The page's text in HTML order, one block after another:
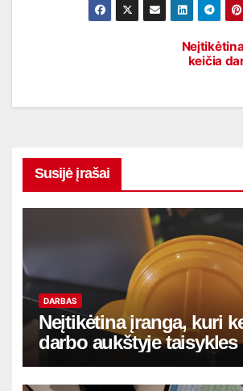
keičia
Susijė įrašai
DARBAS
Neįtikėtina įranga, kuri
darbo aukštyje taisykles